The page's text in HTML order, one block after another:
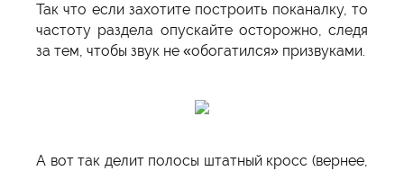
Так что если захотите построить поканалку, то
частоту раздела опускайте осторожно, следя
за тем, чтобы звук не «обогатился» призвуками.
А вот так делит полосы штатный кросс (вернее,